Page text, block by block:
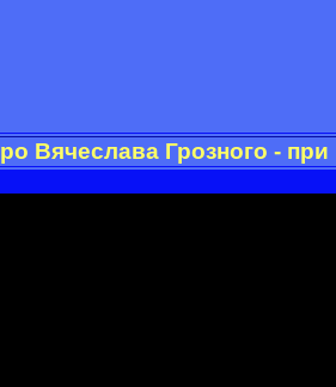
Вячеслава Грозного -